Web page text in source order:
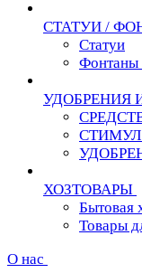
СТАТУИ /
Статуи
Фонтаны
УДОБРЕНИЯ
ХОЗТОВАРЫ
Бытовая
Товары
О нас